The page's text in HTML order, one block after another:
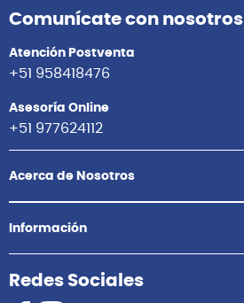
Comunícate con nosotros
Atención Postventa
+51 958418476
Asesoría Online
+51 977624112
Acerca de Nosotros
Información
Redes Sociales